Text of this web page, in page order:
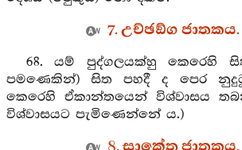
7. උච්ඡඞ්ග ජාතකය.
68. යම් පුද්ගලයක්හු කෙරෙහි
පමණෙකින්) සිත පහදී ද පෙර
කෙරෙහි ඒකාන්තයෙන් විශ්වාසය
විශ්වාසයට පැමිණෙන්නේ ය.)